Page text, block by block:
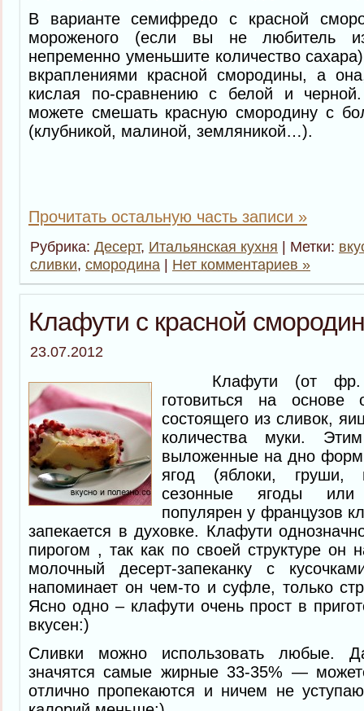
В варианте семифредо с красной
мороженого (если вы не любитель
непременно уменьшите количество
вкраплениями красной смородины, а
кислая по-сравнению с белой и
можете смешать красную смородину с
(клубникой, малиной, земляникой…).
Прочитать остальную часть записи »
Рубрика: Десерт, Итальянская кухня | Метки:
сливки, смородина | Нет комментариев »
Клафути с красной
23.07.2012
Клафути (от фр.
готовиться на основе
состоящего из сливок,
количества муки.
выложенные на дно
ягод (яблоки, груши,
сезонные ягоды
популярен у французов
запекается в духовке. Клафути
пирогом , так как по своей структуре он
молочный десерт-запеканку с
напоминает он чем-то и суфле, только
Ясно одно – клафути очень прост в
вкусен:)
Сливки можно использовать любые.
значятся самые жирные 33-35% —
отлично пропекаются и ничем не